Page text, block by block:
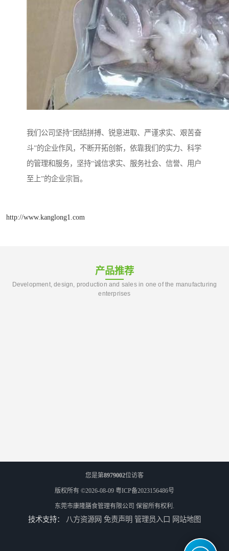
我们公司坚持“团结拼搏、锐意进取、严谨求实、艰苦奋
斗”的企业作风，不断开拓创新，依靠我们的实力、科学
的管理和服务，坚持“诚信求实、服务社会、信誉、用户
至上”的企业宗旨。
http://www.kanglong1.com
产品推荐
Development, design, production and sales in one of the manufacturing
enterprises
您是第8979002位访客
版权所有 ©2026-08-09 粤ICP备2023156486号
东莞市康隆膳食管理有限公司 保留所有权利.
技术支持： 八方资源网 免责声明 管理员入口 网站地图